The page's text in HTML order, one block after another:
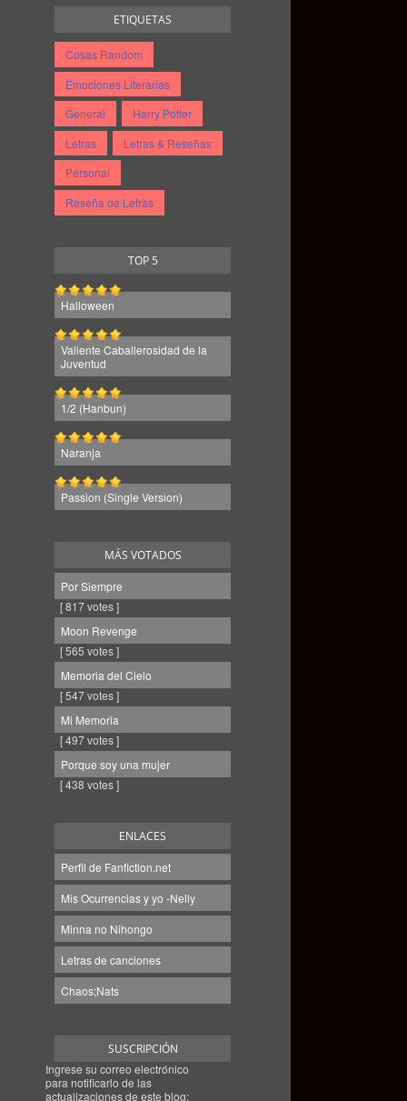
ETIQUETAS
Cosas Random
Emociones Literarias
General
Harry Potter
Letras
Letras & Reseñas
Personal
Reseña de Letras
TOP 5
Halloween
Valiente Caballerosidad de la
Juventud
1/2 (Hanbun)
Naranja
Passion (Single Version)
MÁS VOTADOS
Por Siempre
[ 817 votes ]
Moon Revenge
[ 565 votes ]
Memoria del Cielo
[ 547 votes ]
Mi Memoria
[ 497 votes ]
Porque soy una mujer
[ 438 votes ]
ENLACES
Perfil de Fanfiction.net
Mis Ocurrencias y yo -Nelly
Minna no Nihongo
Letras de canciones
Chaos;Nats
SUSCRIPCIÓN
Ingrese su correo electrónico
para notificarlo de las
actualizaciones de este blog: